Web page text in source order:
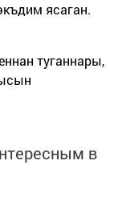
ясаган.
туганнары,
в